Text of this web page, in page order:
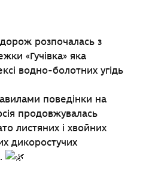
розпочалась з
«Гучівка» яка
водно-болотних угідь
поведінки на
продовжувалась
листяних і хвойних
дикоростучих